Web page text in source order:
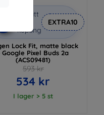
Rabatt
kupong
EXTRA10
Lock Fit, matte black
Google Pixel Buds 2a
(ACS09481)
593 kr
534 kr
I lager > 5 st